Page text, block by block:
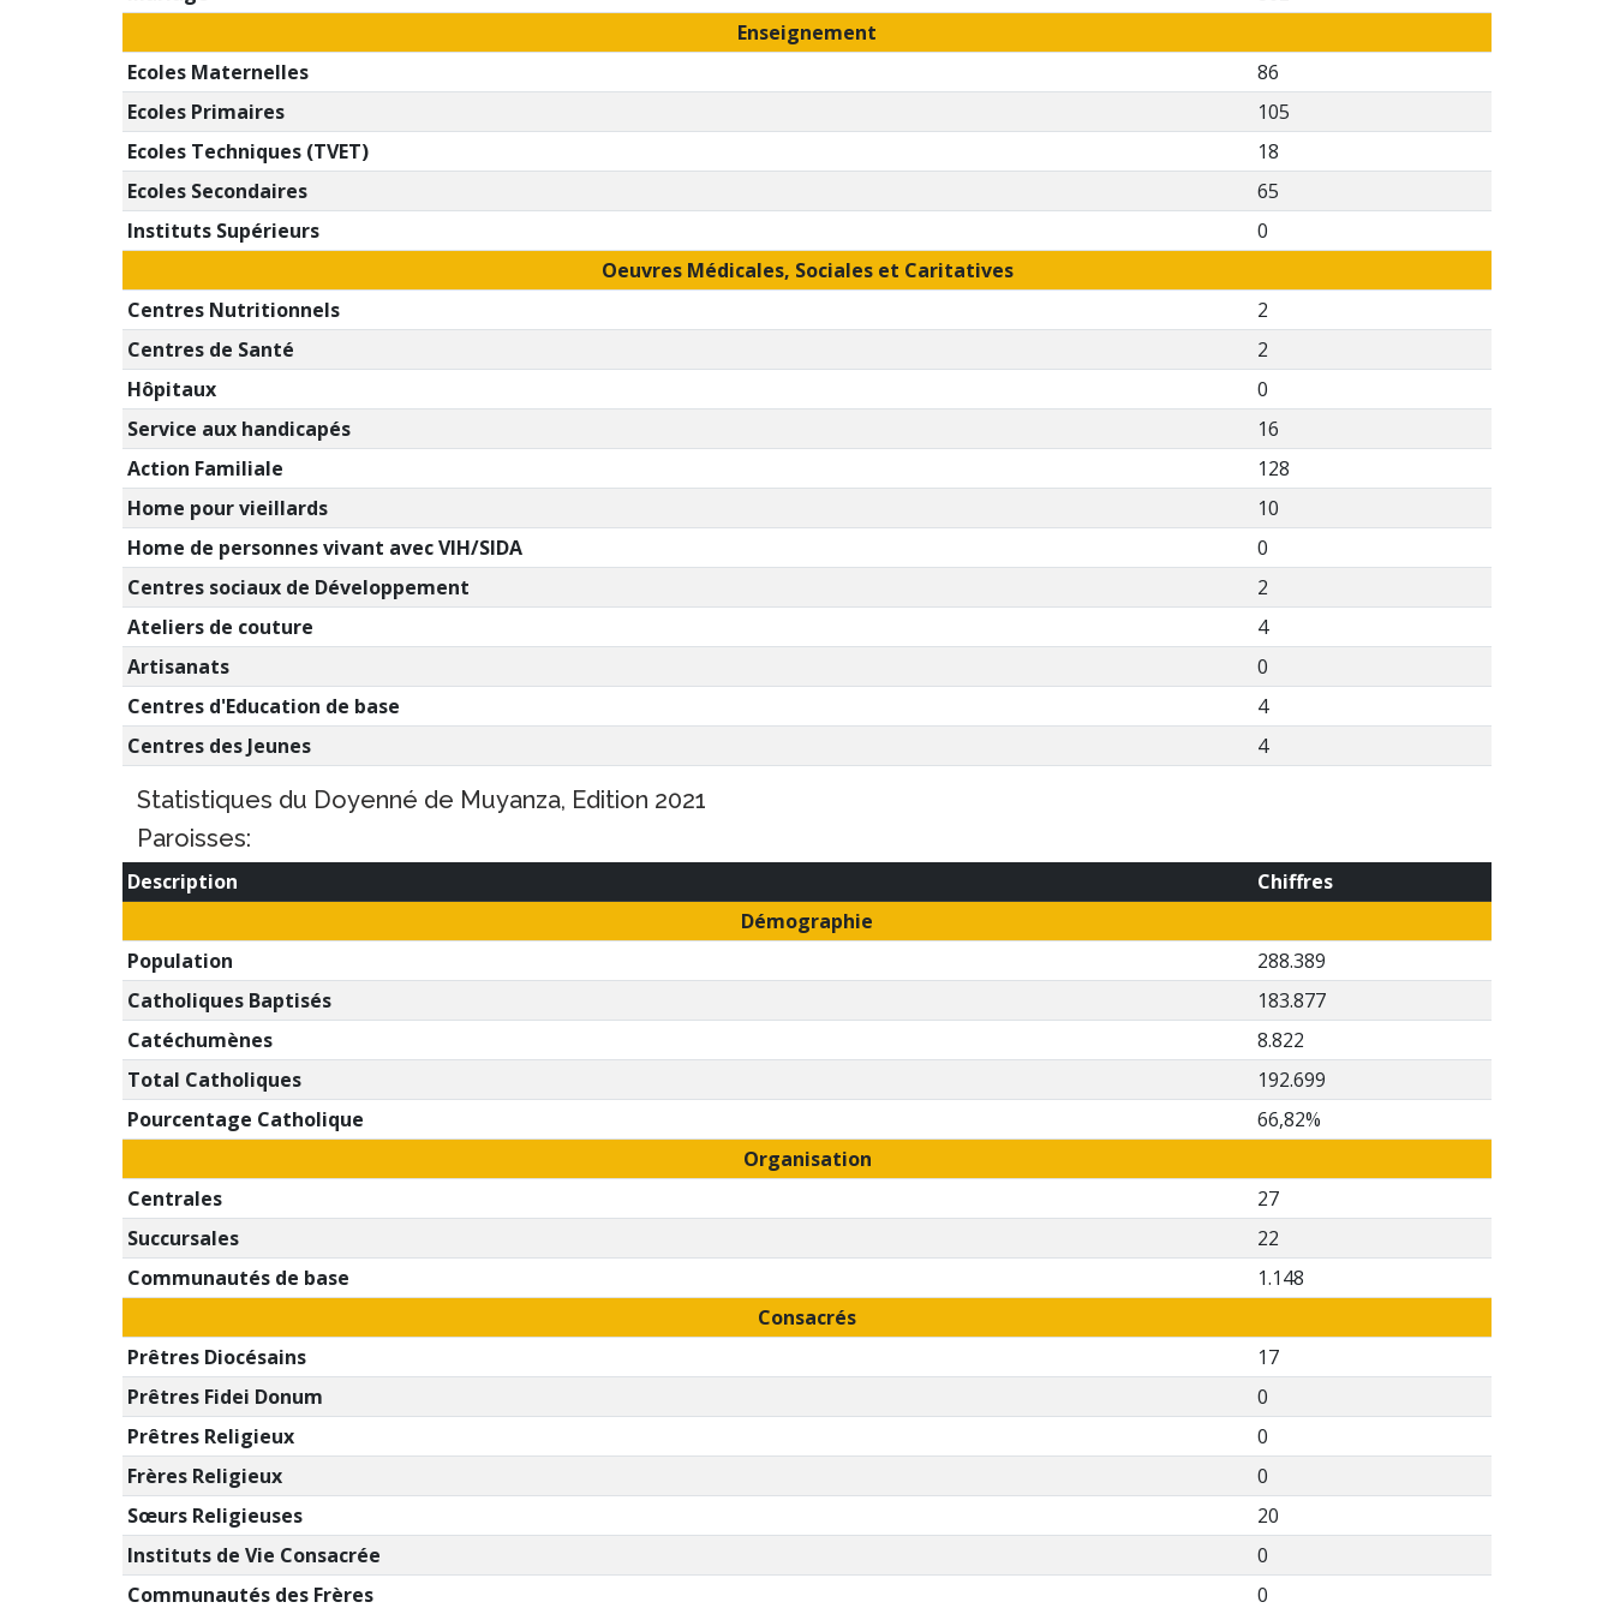
Enseignement
Ecoles Maternelles
86
Ecoles Primaires
105
Ecoles Techniques (TVET)
18
Ecoles Secondaires
65
Instituts Supérieurs
0
Oeuvres Médicales, Sociales et Caritatives
Centres Nutritionnels
2
Centres de Santé
2
Hôpitaux
0
Service aux handicapés
16
Action Familiale
128
Home pour vieillards
10
Home de personnes vivant avec VIH/SIDA
0
Centres sociaux de Développement
2
Ateliers de couture
4
Artisanats
0
Centres d'Education de base
4
Centres des Jeunes
4
Statistiques du Doyenné de Muyanza, Edition 2021
Paroisses:
Description
Chiffres
Démographie
Population
288.389
Catholiques Baptisés
183.877
Catéchumènes
8.822
Total Catholiques
192.699
Pourcentage Catholique
66,82%
Organisation
Centrales
27
Succursales
22
Communautés de base
1.148
Consacrés
Prêtres Diocésains
17
Prêtres Fidei Donum
0
Prêtres Religieux
0
Frères Religieux
0
Sœurs Religieuses
20
Instituts de Vie Consacrée
0
Communautés des Frères
0